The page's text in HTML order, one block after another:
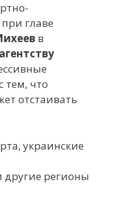
главе
в
тем, что
отстаивать
украинские
другие регионы